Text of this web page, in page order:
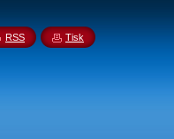
RSS Tisk